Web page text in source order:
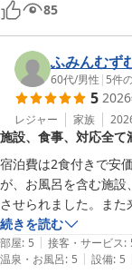
85
ふみんむず
60代/男性 | 5件
5
レジャー 家族
施設、食事、対応全て
宿泊費は2食付きで安
が、お風呂を含む施設
させられました。また
フクラブ持参でショー
続きを読む
部屋: 5 | 接客・サービス:
温泉・お風呂: 5 | 設備: 5